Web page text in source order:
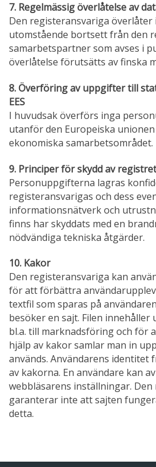
7. Regelmässig överlåtelse av
Den registeransvariga
utomstående bortsett från den
samarbetspartner som avses i
överlåtelse förutsätts av finska
8. Överföring av uppgifter till
EES
I huvudsak överförs inga
utanför den Europeiska
ekonomiska samarbetsområdet.
9. Principer för skydd av registret
Personuppgifterna lagras
registeransvarigas och dess
informationsnätverk och
finns har skyddats med en
nödvändiga tekniska åtgärder.
10. Kakor
Den registeransvariga kan
för att förbättra
textfil som sparas på
besöker en sajt. Filen innehåller
bl.a. till marknadsföring och för
hjälp av kakor samlar man in
används. Användarens identitet
av kakorna. En användare kan
webbläsarens inställningar.
garanterar inte att sajten
detta.